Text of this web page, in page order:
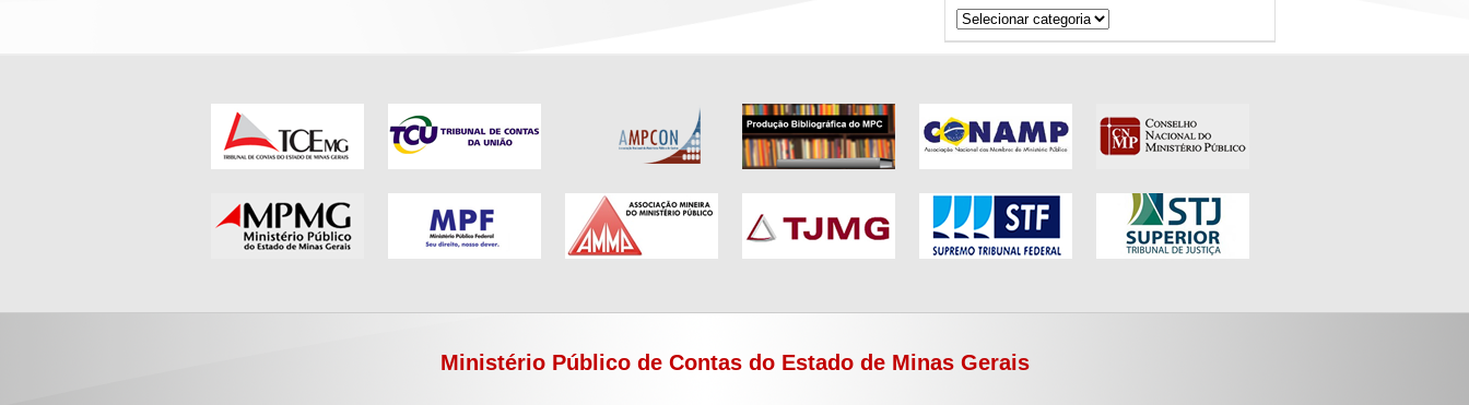
Filtro
Categoria
Ministério Público de Contas do Estado de Minas Gerais